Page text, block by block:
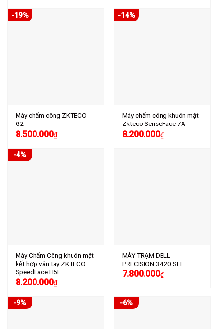
-19%
Máy chấm công ZKTECO
G2
8.500.000₫
-14%
Máy chấm công khuôn mặt
Zkteco SenseFace 7A
8.200.000₫
-4%
Máy Chấm Công khuôn mặt
kết hợp vân tay ZKTECO
SpeedFace H5L
8.200.000₫
MÁY TRẠM DELL
PRECISION 3420 SFF
7.800.000₫
-9% -6%